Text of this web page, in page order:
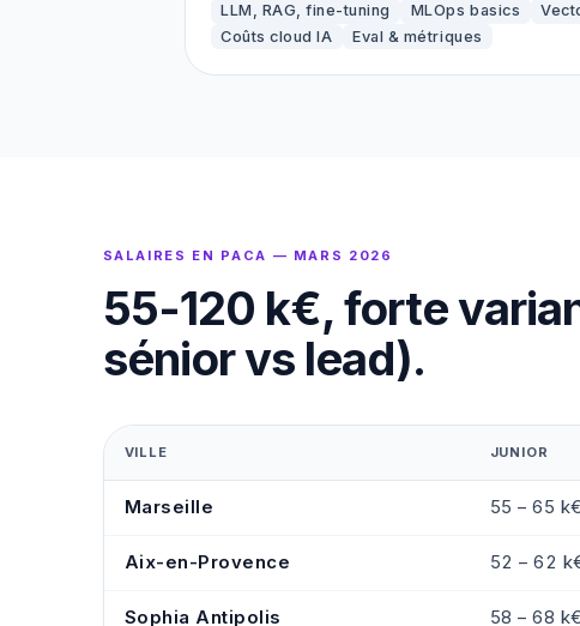
LLM, RAG, fine-tuning MLOps basics
Coûts cloud IA
Eval & métriques
SALAIRES EN PACA — MARS 2026
55-120 k€, forte
sénior vs lead).
VILLE JUNIOR
Marseille 55 – 65 k€
Aix-en-Provence 52 – 62
Sophia Antipolis 58 – 68 k€